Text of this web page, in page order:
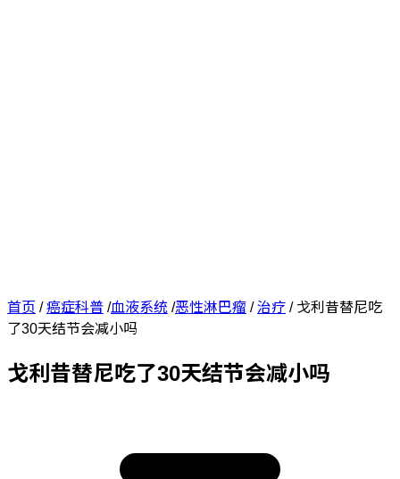
首页 /癌症科普/血液系统/恶性淋巴瘤/治疗/ 戈利昔替尼吃
了30天结节会减小吗
戈利昔替尼吃了30天结节会减小吗